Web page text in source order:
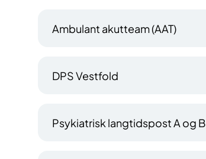
Ambulant akutteam (AAT)
DPS Vestfold
Psykiatrisk langtidspost A og B